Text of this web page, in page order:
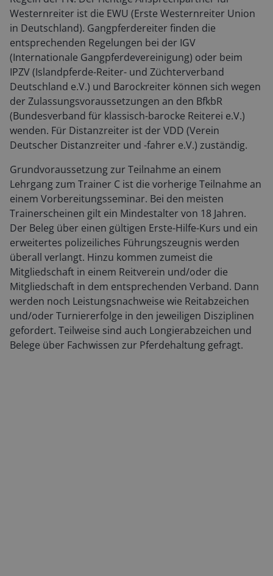
Westernreiter ist die EWU (Erste Westernreiter Union
in Deutschland). Gangpferdereiter finden die
entsprechenden Regelungen bei der IGV
(Internationale Gangpferdevereinigung) oder beim
IPZV (Islandpferde-Reiter- und Züchterverband
Deutschland e.V.) und Barockreiter können sich wegen
der Zulassungsvoraussetzungen an den BfkbR
(Bundesverband für klassisch-barocke Reiterei e.V.)
wenden. Für Distanzreiter ist der VDD (Verein
Deutscher Distanzreiter und -fahrer e.V.) zuständig.
Grundvoraussetzung zur Teilnahme an einem
Lehrgang zum Trainer C ist die vorherige Teilnahme an
einem Vorbereitungsseminar. Bei den meisten
Trainerscheinen gilt ein Mindestalter von 18 Jahren.
Der Beleg über einen gültigen Erste-Hilfe-Kurs und ein
erweitertes polizeiliches Führungszeugnis werden
überall verlangt. Hinzu kommen zumeist die
Mitgliedschaft in einem Reitverein und/oder die
Mitgliedschaft in dem entsprechenden Verband. Dann
werden noch Leistungsnachweise wie Reitabzeichen
und/oder Turniererfolge in den jeweiligen Disziplinen
gefordert. Teilweise sind auch Longierabzeichen und
Belege über Fachwissen zur Pferdehaltung gefragt.